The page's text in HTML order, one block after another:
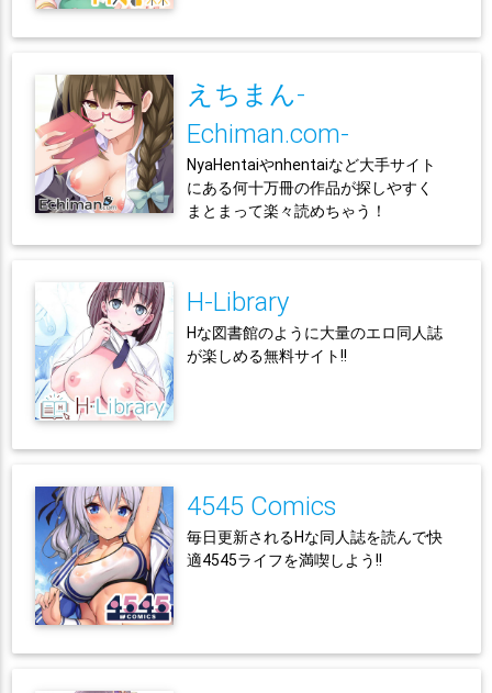
えちまん-
Echiman.com-
NyaHentaiやnhentaiなど大手サイト
にある何十万冊の作品が探しやすく
まとまって楽々読めちゃう！
H-Library
Hな図書館のように大量のエロ同人誌
が楽しめる無料サイト!!
4545 Comics
毎日更新されるHな同人誌を読んで快
適4545ライフを満喫しよう!!